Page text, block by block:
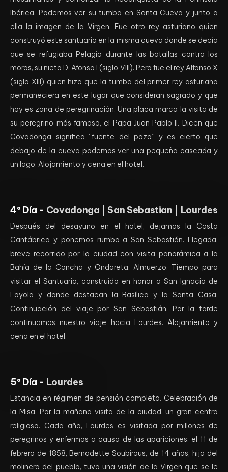
Ibérica. Podemos ver su tumba en Santa Cueva y junto a
ella la imagen de la Virgen. Fue otro rey asturiano quien
construyó este santuario en la misma cueva donde se decía
que se refugiaba Pelagio durante las batallas contra los
moros, su nieto D. Afonso I (siglo VIII). Pero fue el rey Alfonso X
(siglo XIII) quien hizo que la tumba del primer rey asturiano
permaneciera en este lugar que consideran sagrado y que
hoy es zona de peregrinación. Una placa marca la visita de
su peregrino más famoso, el Papa Juan Pablo II. Dicen que
Covadonga significa “fuente del pozo” y es cierto que
debajo de la cueva podemos ver una pequeña cascada y
un lago. Alojamiento y cena en el hotel.
4º Día - Covadonga | San Sebastian | Lourdes
Después del desayuno en el hotel, dejamos la Costa
Cantábrica y ponemos rumbo a San Sebastián. Llegada,
breve recorrido por la ciudad con visita panorámica a la
Bahía de la Concha y Ondareta. Almuerzo. Tiempo para
visitar el Santuario, construido en honor a San Ignacio de
Loyola y donde destacan la Basílica y la Santa Casa.
Continuación del viaje por San Sebastián. Por la tarde
continuamos nuestro viaje hacia Lourdes. Alojamiento y
cena en el hotel.
5º Día - Lourdes
Estancia en régimen de pensión completa. Celebración de
la Misa. Por la mañana visita de la ciudad, un gran centro
religioso. Cada año, Lourdes es visitada por millones de
peregrinos y enfermos a causa de las apariciones: el 11 de
febrero de 1858, Bernadette Soubirous, de 14 años, hija del
molinero del pueblo, tuvo una visión de la Virgen que se le